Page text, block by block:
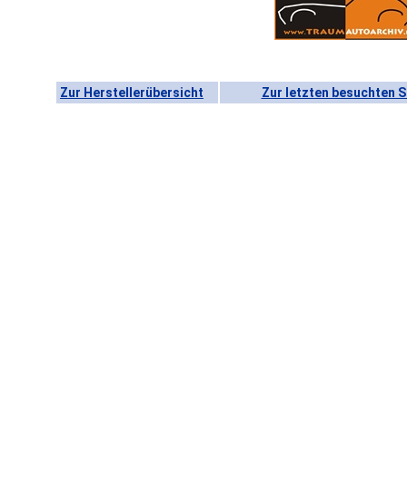
Zur Herstellerübersicht Zur letzten besuchten